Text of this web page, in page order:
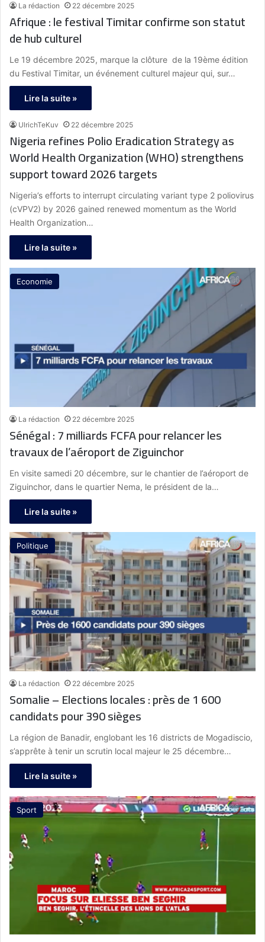
La rédaction 22 décembre 2025
Afrique : le festival Timitar confirme son statut
de hub culturel
Le 19 décembre 2025, marque la clôture de la 19ème édition
du Festival Timitar, un événement culturel majeur qui, sur…
Lire la suite »
UlrichTeKuv 22 décembre 2025
Nigeria refines Polio Eradication Strategy as
World Health Organization (WHO) strengthens
support toward 2026 targets
Nigeria’s efforts to interrupt circulating variant type 2 poliovirus
(cVPV2) by 2026 gained renewed momentum as the World
Health Organization…
Lire la suite »
Economie
La rédaction 22 décembre 2025
Sénégal : 7 milliards FCFA pour relancer les
travaux de l’aéroport de Ziguinchor
En visite samedi 20 décembre, sur le chantier de l’aéroport de
Ziguinchor, dans le quartier Nema, le président de la…
Lire la suite »
Politique
La rédaction 22 décembre 2025
Somalie – Elections locales : près de 1 600
candidats pour 390 sièges
La région de Banadir, englobant les 16 districts de Mogadiscio,
s’apprête à tenir un scrutin local majeur le 25 décembre…
Lire la suite »
Sport